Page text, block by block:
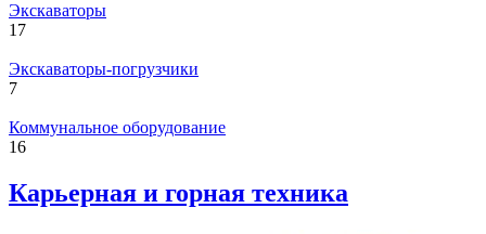
Экскаваторы
17
Экскаваторы-погрузчики
7
Коммунальное оборудование
16
Карьерная и горная техника